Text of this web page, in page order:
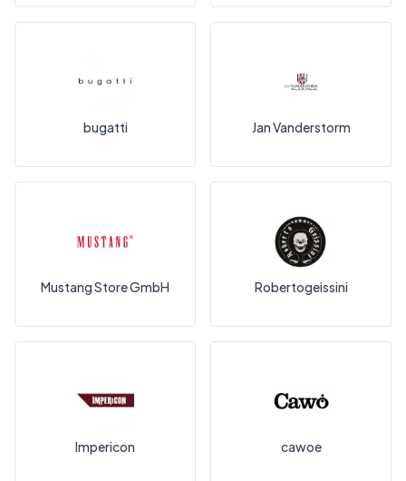
bugatti Jan Vanderstorm
Mustang Store GmbH Robertogeissini
Impericon cawoe